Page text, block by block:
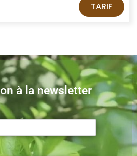
TARIF
à la newsletter